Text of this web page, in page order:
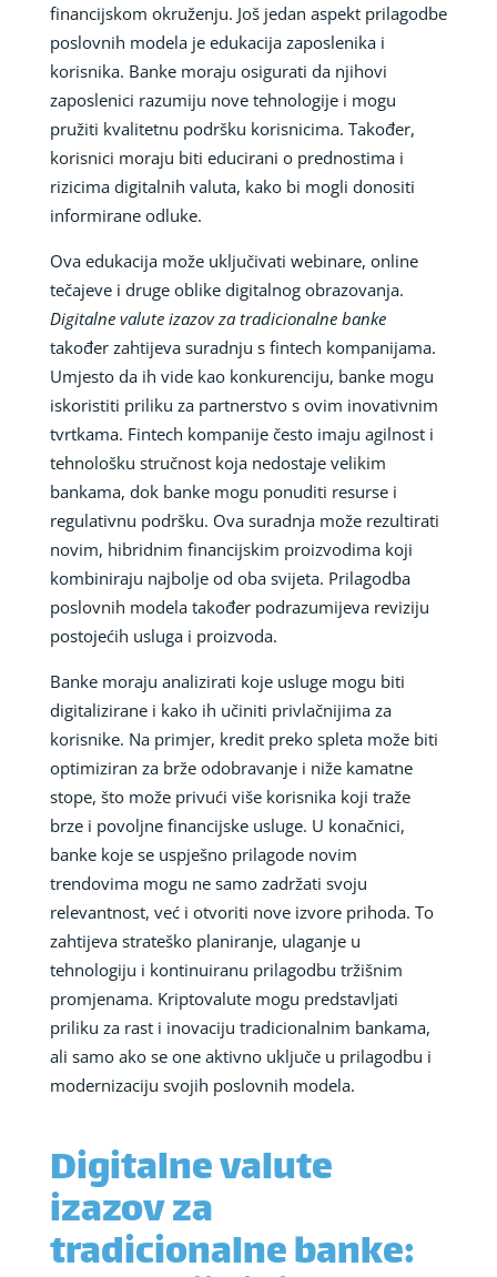
financijskom okruženju. Još jedan aspekt prilagodbe
poslovnih modela je edukacija zaposlenika i
korisnika. Banke moraju osigurati da njihovi
zaposlenici razumiju nove tehnologije i mogu
pružiti kvalitetnu podršku korisnicima. Također,
korisnici moraju biti educirani o prednostima i
rizicima digitalnih valuta, kako bi mogli donositi
informirane odluke.
Ova edukacija može uključivati webinare, online
tečajeve i druge oblike digitalnog obrazovanja.
Digitalne valute izazov za tradicionalne banke
također zahtijeva suradnju s fintech kompanijama.
Umjesto da ih vide kao konkurenciju, banke mogu
iskoristiti priliku za partnerstvo s ovim inovativnim
tvrtkama. Fintech kompanije često imaju agilnost i
tehnološku stručnost koja nedostaje velikim
bankama, dok banke mogu ponuditi resurse i
regulativnu podršku. Ova suradnja može rezultirati
novim, hibridnim financijskim proizvodima koji
kombiniraju najbolje od oba svijeta. Prilagodba
poslovnih modela također podrazumijeva reviziju
postojećih usluga i proizvoda.
Banke moraju analizirati koje usluge mogu biti
digitalizirane i kako ih učiniti privlačnijima za
korisnike. Na primjer, kredit preko spleta može biti
optimiziran za brže odobravanje i niže kamatne
stope, što može privući više korisnika koji traže
brze i povoljne financijske usluge. U konačnici,
banke koje se uspješno prilagode novim
trendovima mogu ne samo zadržati svoju
relevantnost, već i otvoriti nove izvore prihoda. To
zahtijeva strateško planiranje, ulaganje u
tehnologiju i kontinuiranu prilagodbu tržišnim
promjenama. Kriptovalute mogu predstavljati
priliku za rast i inovaciju tradicionalnim bankama,
ali samo ako se one aktivno uključe u prilagodbu i
modernizaciju svojih poslovnih modela.
Digitalne valute
izazov za
tradicionalne banke: